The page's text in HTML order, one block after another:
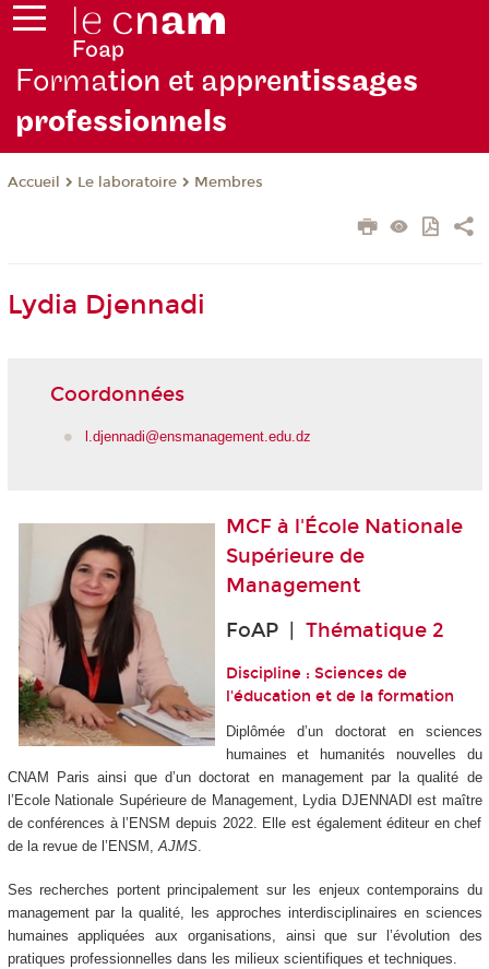
Formation et apprentissages
professionnels
Accueil Le laboratoire Membres
Lydia Djennadi
Coordonnées
l.djennadi@ensmanagement.edu.dz
MCF à l'École Nationale
Supérieure de
Management
FoAP | Thématique 2
Discipline : Sciences de
l'éducation et de la formation
Diplômée d’un doctorat en sciences
humaines et humanités nouvelles du
CNAM Paris ainsi que d’un doctorat en management par la qualité de
l’Ecole Nationale Supérieure de Management, Lydia DJENNADI est maître
de conférences à l’ENSM depuis 2022. Elle est également éditeur en chef
de la revue de l’ENSM, AJMS.
Ses recherches portent principalement sur les enjeux contemporains du
management par la qualité, les approches interdisciplinaires en sciences
humaines appliquées aux organisations, ainsi que sur l’évolution des
pratiques professionnelles dans les milieux scientifiques et techniques.